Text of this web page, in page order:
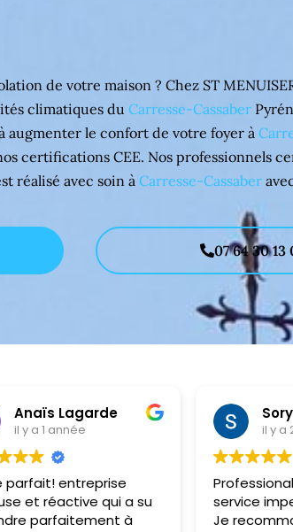
de votre maison ? Chez ST
climatiques du Carresse-Cassaber
le confort de votre foyer à
certifications CEE. Nos professionnels
réalisé avec soin à Carresse-Cassaber
07 64 30 13
Anaïs Lagarde
il y a 1 année
parfait! entreprise
et réactive qui a su
parfaitement à
il y a
service
Je